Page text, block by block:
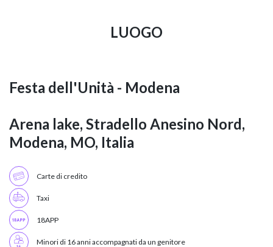
LUOGO
Festa dell'Unità - Modena
Arena lake, Stradello Anesino Nord,
Modena, MO, Italia
Carte di credito
Taxi
18APP
Minori di 16 anni accompagnati da un genitore